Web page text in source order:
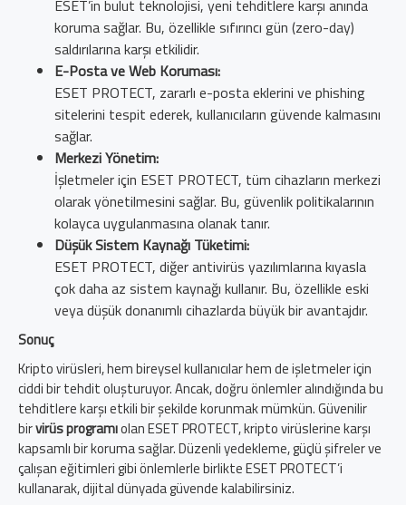
ESET’in bulut teknolojisi, yeni tehditlere karşı anında
koruma sağlar. Bu, özellikle sıfırıncı gün (zero-day)
saldırılarına karşı etkilidir.
E-Posta ve Web Koruması:
ESET PROTECT, zararlı e-posta eklerini ve phishing
sitelerini tespit ederek, kullanıcıların güvende kalmasını
sağlar.
Merkezi Yönetim:
İşletmeler için ESET PROTECT, tüm cihazların merkezi
olarak yönetilmesini sağlar. Bu, güvenlik politikalarının
kolayca uygulanmasına olanak tanır.
Düşük Sistem Kaynağı Tüketimi:
ESET PROTECT, diğer antivirüs yazılımlarına kıyasla
çok daha az sistem kaynağı kullanır. Bu, özellikle eski
veya düşük donanımlı cihazlarda büyük bir avantajdır.
Sonuç
Kripto virüsleri, hem bireysel kullanıcılar hem de işletmeler için
ciddi bir tehdit oluşturuyor. Ancak, doğru önlemler alındığında bu
tehditlere karşı etkili bir şekilde korunmak mümkün. Güvenilir
birvirüs programıolan ESET PROTECT, kripto virüslerine karşı
kapsamlı bir koruma sağlar. Düzenli yedekleme, güçlü şifreler ve
çalışan eğitimleri gibi önlemlerle birlikte ESET PROTECT’i
kullanarak, dijital dünyada güvende kalabilirsiniz.